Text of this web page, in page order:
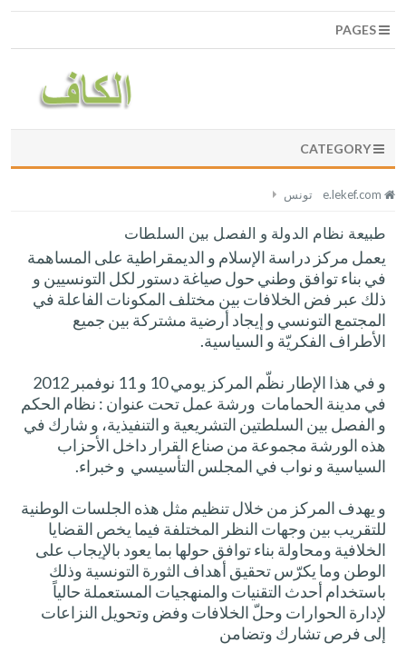
CATEGORY
تونس
طبيعة نظام الدولة و الفصل بين السلطات
يعمل مركز دراسة الإسلام و الديمقراطية على المساهمة
في بناء توافق وطني حول صياغة دستور لكل التونسيين و
ذلك عبر فض الخلافات بين مختلف المكونات الفاعلة في
المجتمع التونسي و إيجاد أرضية مشتركة بين جميع
الأطراف الفكريّة و السياسية.
و في هذا الإطار نظّم المركز يومي 10 و 11 نوفمبر 2012
في مدينة الحمامات ورشة عمل تحت عنوان : نظام الحكم
و الفصل بين السلطتين التشريعية و التنفيذية، و شارك في
هذه الورشة مجموعة من صناع القرار داخل الأحزاب
السياسية و نواب في المجلس التأسيسي و خبراء.
و يهدف المركز من خلال تنظيم مثل هذه الجلسات الوطنية
للتقريب بين وجهات النظر المختلفة فيما يخص القضايا
الخلافية ومحاولة بناء توافق حولها بما يعود بالإيجاب على
الوطن وما يكرّس تحقيق أهداف الثورة التونسية وذلك
باستخدام أحدث التقنيات والمنهجيات المستعملة حالياً
لإدارة الحوارات وحلّ الخلافات وفض وتحويل النزاعات
إلى فرص تشارك وتضامن